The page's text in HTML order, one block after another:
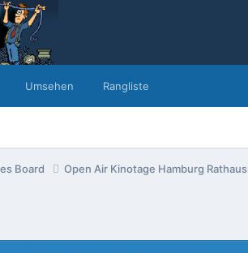
Umsehen Rangliste
Board Open Air Kinotage Hamburg